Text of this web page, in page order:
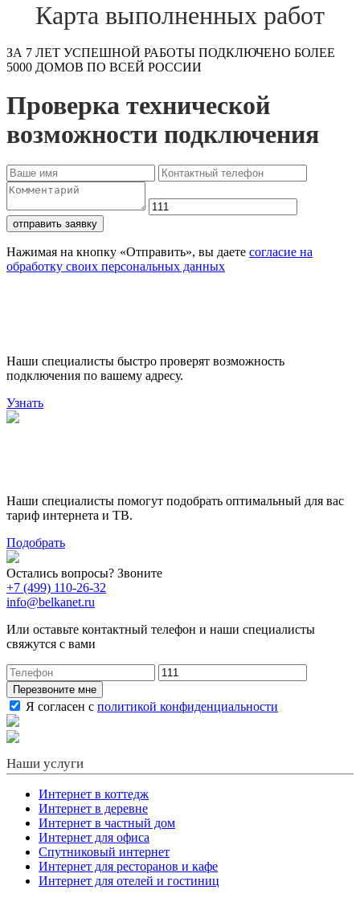
Карта выполненных работ
ЗА 7 ЛЕТ УСПЕШНОЙ РАБОТЫ ПОДКЛЮЧЕНО БОЛЕЕ
5000 ДОМОВ ПО ВСЕЙ РОССИИ
Проверка технической
возможности подключения
отправить заявку
Нажимая на кнопку «Отправить», вы даете согласие на
обработку своих персональных данных
Наши специалисты быстро проверят возможность
подключения по вашему адресу.
Узнать
Наши специалисты помогут подобрать оптимальный для вас
тариф интернета и ТВ.
Подобрать
Остались вопросы? Звоните
+7 (499) 110-26-32
info@belkanet.ru
Или оставьте контактный телефон и наши специалисты
свяжутся с вами
Перезвоните мне
Я согласен с политикой конфиденциальности
Наши услуги
Интернет в коттедж
Интернет в деревне
Интернет в частный дом
Интернет для офиса
Спутниковый интернет
Интернет для ресторанов и кафе
Интернет для отелей и гостиниц